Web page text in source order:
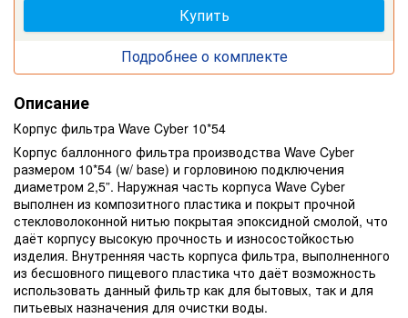
Купить
Купить
Купить
Подробнее о комплекте
Описание
Корпус фильтра Wave Cyber 10*54
Корпус баллонного фильтра производства Wave Cyber
размером 10*54 (w/ base) и горловиною подключения
диаметром 2,5”. Наружная часть корпуса Wave Cyber
выполнен из композитного пластика и покрыт прочной
стекловолоконной нитью покрытая эпоксидной смолой, что
даёт корпусу высокую прочность и износостойкостью
изделия. Внутренняя часть корпуса фильтра, выполненного
из бесшовного пищевого пластика что даёт возможность
использовать данный фильтр как для бытовых, так и для
питьевых назначения для очистки воды.